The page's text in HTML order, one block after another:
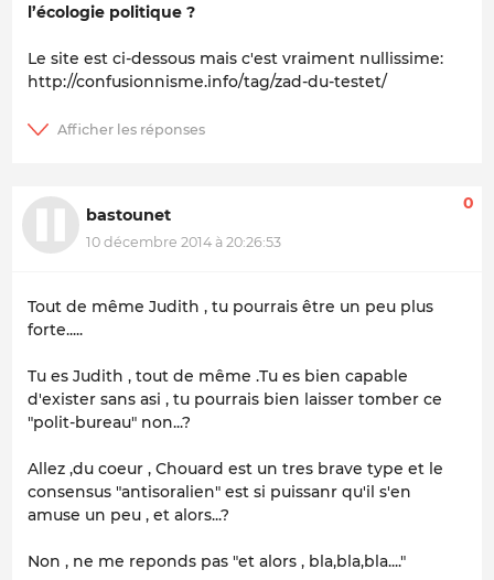
l’écologie politique ?
Le site est ci-dessous mais c'est vraiment nullissime:
http://confusionnisme.info/tag/zad-du-testet/
bastounet
10 décembre 2014 à 20:26:53
0
Tout de même Judith , tu pourrais être un peu plus
forte.....
Tu es Judith , tout de même .Tu es bien capable
d'exister sans asi , tu pourrais bien laisser tomber ce
"polit-bureau" non...?
Allez ,du coeur , Chouard est un tres brave type et le
consensus "antisoralien" est si puissanr qu'il s'en
amuse un peu , et alors...?
Non , ne me reponds pas "et alors , bla,bla,bla...."